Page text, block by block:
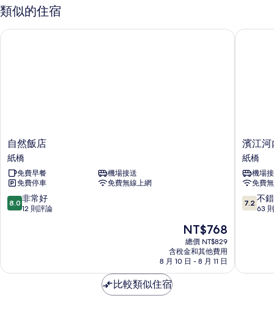
的
所
有
雙
人
的
類似的住宿
自
然
飯
店
紙
橋
自然飯店
紙橋
免費早餐
機場接送
免費停車
免費無線上網
8.0
分，
常
8.0 非常好
12 則評論
現
在
價
格
為
NT$768
總價 NT$829
含稅金和其他費用
8 月 10 日 - 8 月 11 日
自然飯店
濱
江
河
內
酒
店
紙
濱江河
紙橋
機場
免費
7.2
分，
錯
7.2 不
63
濱江河
比較類似住宿